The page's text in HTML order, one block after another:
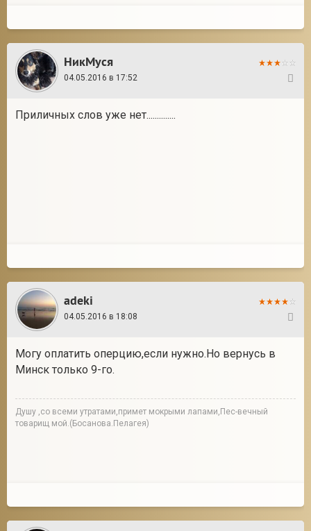
НикМуся
04.05.2016 в 17:52
Приличных слов уже нет..............
adeki
04.05.2016 в 18:08
Могу оплатить оперцию,если нужно.Но вернусь в
Минск только 9-го.
Душу ,со всеми утратами,примет мокрыми лапами,Пес-вечный
товарищ мой.(Босанова.Пелагея)